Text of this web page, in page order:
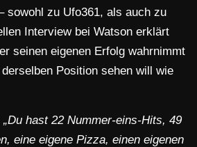
sowohl zu Ufo361, als auch zu
Interview bei Watson erklärt
seinen eigenen Erfolg wahrnimmt
Position sehen will wie
„Du hast 22 Nummer-eins-Hits, 49
eine eigene Pizza, einen eigenen